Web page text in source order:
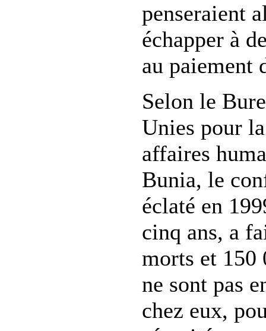
penseraient
échapper à
au paiement
Selon le
Unies pour
affaires
Bunia, le
éclaté en
cinq ans, a
morts et 150
ne sont pas
chez eux,